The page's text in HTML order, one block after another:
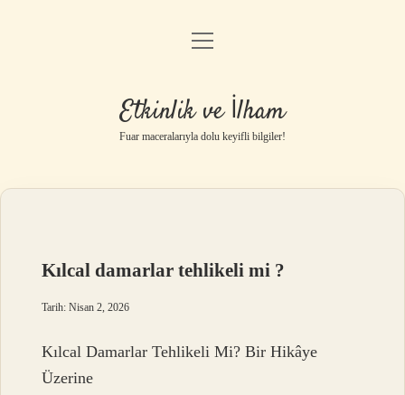
Anasayfa
Gizlilik Politikası
Yasal Uyarı
menüyü
Etkinlik ve İlham
Fuar maceralarıyla dolu keyifli bilgiler!
Kılcal damarlar tehlikeli mi ?
Tarih: Nisan 2, 2026
Kılcal Damarlar Tehlikeli Mi? Bir Hikâye
Üzerine